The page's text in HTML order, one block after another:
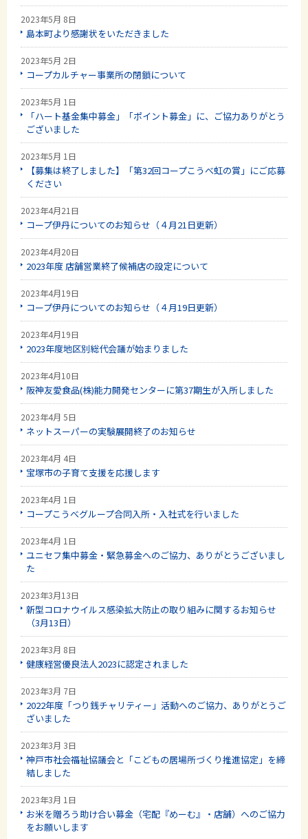
2023年5月 8日
島本町より感謝状をいただきました
2023年5月 2日
コープカルチャー事業所の閉鎖について
2023年5月 1日
「ハート基金集中募金」「ポイント募金」に、ご協力ありがとう
ございました
2023年5月 1日
【募集は終了しました】「第32回コープこうべ虹の賞」にご応募
ください
2023年4月21日
コープ伊丹についてのお知らせ（４月21日更新）
2023年4月20日
2023年度 店舗営業終了候補店の設定について
2023年4月19日
コープ伊丹についてのお知らせ（４月19日更新）
2023年4月19日
2023年度地区別総代会議が始まりました
2023年4月10日
阪神友愛食品(株)能力開発センターに第37期生が入所しました
2023年4月 5日
ネットスーパーの実験展開終了のお知らせ
2023年4月 4日
宝塚市の子育て支援を応援します
2023年4月 1日
コープこうべグループ合同入所・入社式を行いました
2023年4月 1日
ユニセフ集中募金・緊急募金へのご協力、ありがとうございまし
た
2023年3月13日
新型コロナウイルス感染拡大防止の取り組みに関するお知らせ
（3月13日）
2023年3月 8日
健康経営優良法人2023に認定されました
2023年3月 7日
2022年度「つり銭チャリティー」活動へのご協力、ありがとうご
ざいました
2023年3月 3日
神戸市社会福祉協議会と「こどもの居場所づくり推進協定」を締
結しました
2023年3月 1日
お米を贈ろう助け合い募金（宅配『めーむ』・店舗）へのご協力
をお願いします